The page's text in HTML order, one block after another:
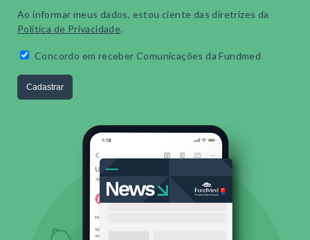
Ao informar meus dados, estou ciente das diretrizes da
Política de Privacidade.
Concordo em receber Comunicações da Fundmed